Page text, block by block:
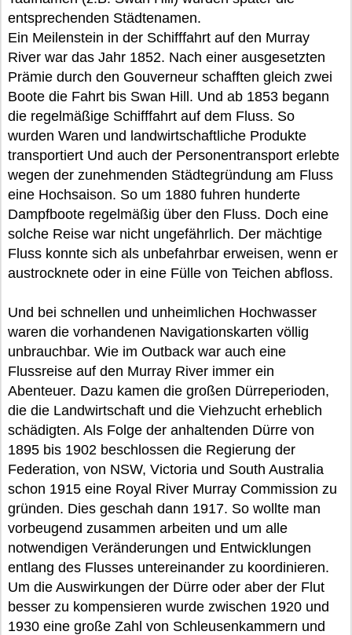
entsprechenden Städtenamen.
Ein Meilenstein in der Schifffahrt auf den Murray
River war das Jahr 1852. Nach einer ausgesetzten
Prämie durch den Gouverneur schafften gleich zwei
Boote die Fahrt bis Swan Hill. Und ab 1853 begann
die regelmäßige Schifffahrt auf dem Fluss. So
wurden Waren und landwirtschaftliche Produkte
transportiert Und auch der Personentransport erlebte
wegen der zunehmenden Städtegründung am Fluss
eine Hochsaison. So um 1880 fuhren hunderte
Dampfboote regelmäßig über den Fluss. Doch eine
solche Reise war nicht ungefährlich. Der mächtige
Fluss konnte sich als unbefahrbar erweisen, wenn er
austrocknete oder in eine Fülle von Teichen abfloss.
Und bei schnellen und unheimlichen Hochwasser
waren die vorhandenen Navigationskarten völlig
unbrauchbar. Wie im Outback war auch eine
Flussreise auf den Murray River immer ein
Abenteuer. Dazu kamen die großen Dürreperioden,
die die Landwirtschaft und die Viehzucht erheblich
schädigten. Als Folge der anhaltenden Dürre von
1895 bis 1902 beschlossen die Regierung der
Federation, von NSW, Victoria und South Australia
schon 1915 eine Royal River Murray Commission zu
gründen. Dies geschah dann 1917. So wollte man
vorbeugend zusammen arbeiten und um alle
notwendigen Veränderungen und Entwicklungen
entlang des Flusses untereinander zu koordinieren.
Um die Auswirkungen der Dürre oder aber der Flut
besser zu kompensieren wurde zwischen 1920 und
1930 eine große Zahl von Schleusenkammern und